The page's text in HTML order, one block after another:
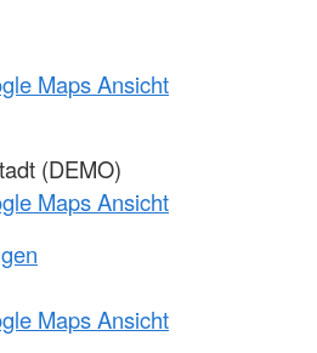
Maps Ansicht
(DEMO)
Maps Ansicht
Maps Ansicht